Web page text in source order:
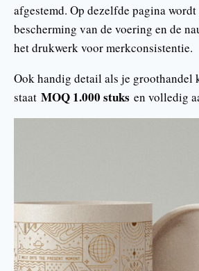
afgestemd. Op dezelfde pagina
bescherming van de voering en de
het drukwerk voor merkconsistentie.
Ook handig detail als je groothandel
staat MOQ 1.000 stuks en volledig